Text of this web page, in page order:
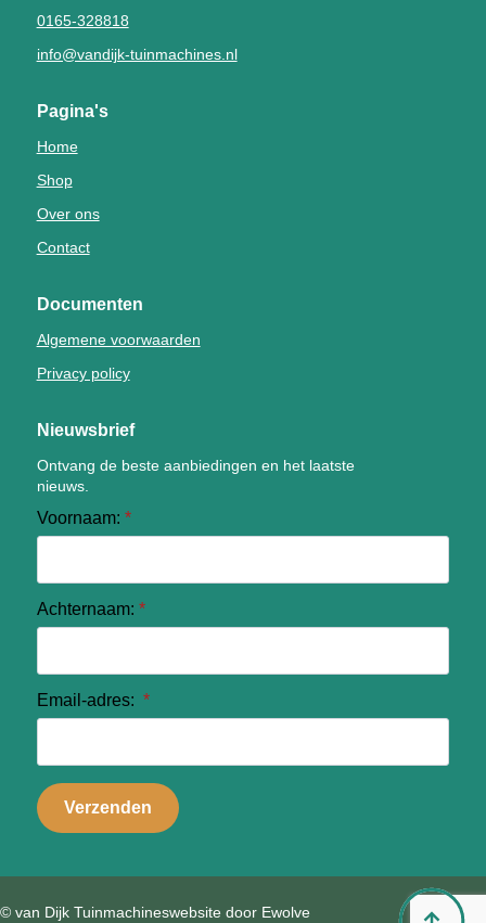
0165-328818
info@vandijk-tuinmachines.nl
Pagina's
Home
Shop
Over ons
Contact
Documenten
Algemene voorwaarden
Privacy policy
Nieuwsbrief
Ontvang de beste aanbiedingen en het laatste
nieuws.
Voornaam: *
Achternaam: *
Email-adres: *
Verzenden
© van Dijk Tuinmachineswebsite door Ewolve